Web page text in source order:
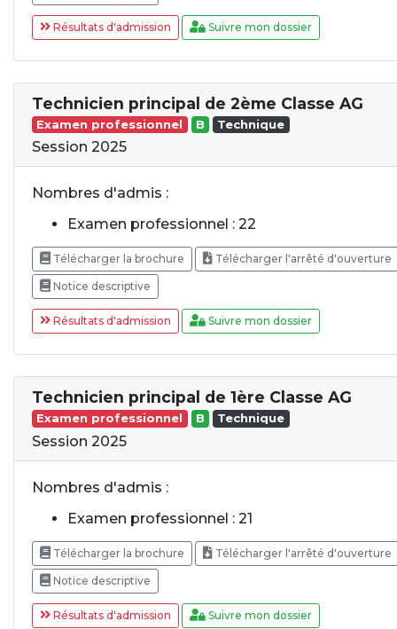
Résultats d'admission Suivre mon dossier
Technicien principal de 2ème Classe AG
Examen professionnel B Technique
Session 2025
Nombres d'admis :
Examen professionnel : 22
Télécharger la brochure Télécharger l'arrêté d'ouverture
Notice descriptive
Résultats d'admission Suivre mon dossier
Technicien principal de 1ère Classe AG
Examen professionnel B Technique
Session 2025
Nombres d'admis :
Examen professionnel : 21
Télécharger la brochure Télécharger l'arrêté d'ouverture
Notice descriptive
Résultats d'admission Suivre mon dossier